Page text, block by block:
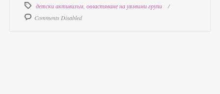
детски активизъм овластяване на уязвими групи
Comments Disabled